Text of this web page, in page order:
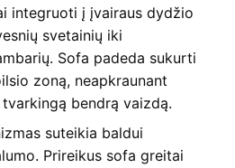
integruoti į įvairaus dydžio
svetainių iki
Sofa padeda sukurti
zoną, neapkraunant
bendrą vaizdą.
suteikia baldui
Prireikus sofa greitai